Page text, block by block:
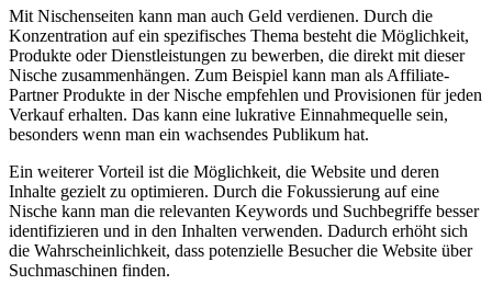
Mit⁤ Nischenseiten kann man auch ⁣Geld verdienen. Durch die
Konzentration auf ein‍ spezifisches Thema besteht die Möglichkeit,
Produkte oder ⁤Dienstleistungen zu bewerben, die⁤ direkt mit dieser
Nische zusammenhängen. Zum⁣ Beispiel⁣ kann ‍man als Affiliate-
Partner Produkte in der Nische empfehlen ⁢und⁤ Provisionen für jeden
‍Verkauf erhalten. Das kann eine lukrative Einnahmequelle sein,
besonders wenn man ein⁣ wachsendes Publikum hat.
Ein weiterer Vorteil ist⁢ die Möglichkeit, die Website und deren
Inhalte gezielt ‌zu optimieren. Durch die Fokussierung auf eine
Nische kann man die relevanten ‌Keywords⁢ und Suchbegriffe besser
identifizieren und in den Inhalten verwenden. Dadurch erhöht sich
die ​Wahrscheinlichkeit,​ dass potenzielle Besucher die Website‍ über
Suchmaschinen‍ finden.